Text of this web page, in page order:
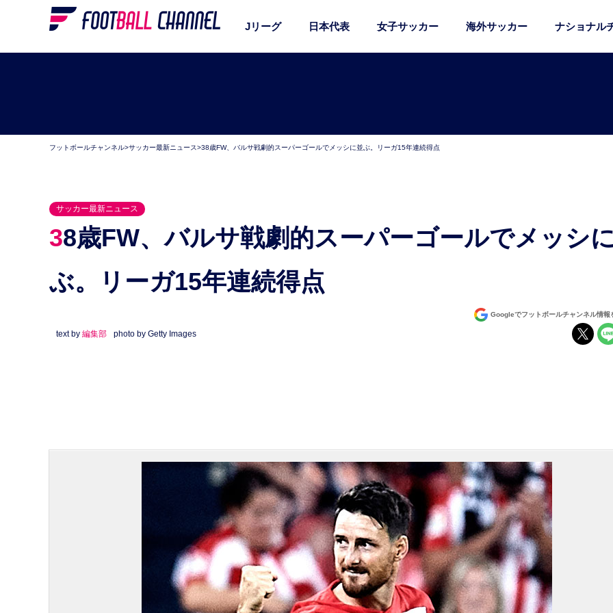
Jリーグ 日本代表 女子サッカー 海外サッカー ナショナル
フットボールチャンネル>サッカー最新ニュース>38歳FW、バルサ戦劇的スーパーゴールでメッシに並ぶ。リーガ15年連続得点
サッカー最新ニュース
38歳FW、バルサ戦劇的スーパーゴールでメッシに並
ぶ。リーガ15年連続得点
Googleでフットボールチャンネル情報
text by 編集部 photo by Getty Images